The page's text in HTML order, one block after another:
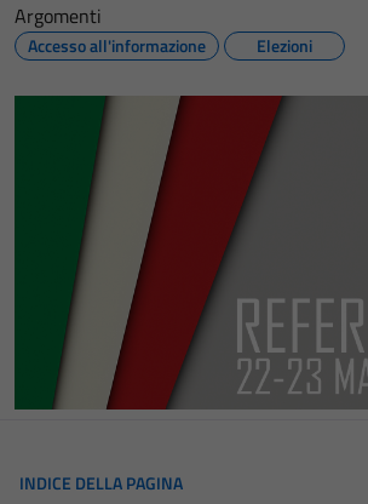
Argomenti
Accesso all'informazione Elezioni
INDICE DELLA PAGINA